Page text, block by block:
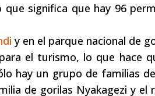
significa que hay 96
y en el parque nacional de
el turismo, lo que hace
hay un grupo de familias
de gorilas Nyakagezi y el